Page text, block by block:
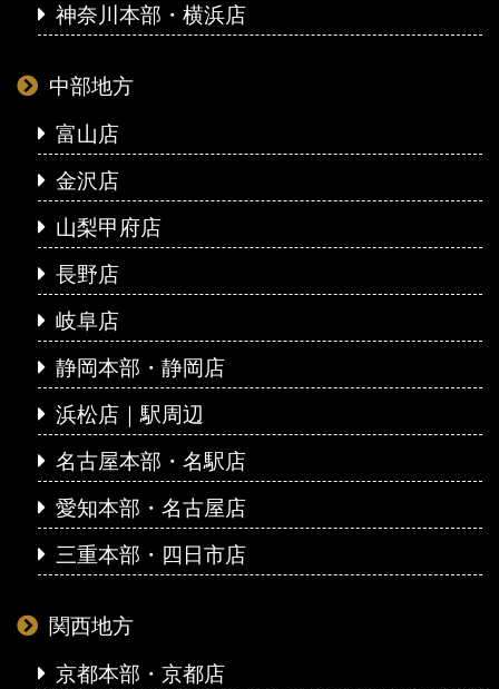
神奈川本部・横浜店
中部地方
富山店
金沢店
山梨甲府店
長野店
岐阜店
静岡本部・静岡店
浜松店｜駅周辺
名古屋本部・名駅店
愛知本部・名古屋店
三重本部・四日市店
関西地方
京都本部・京都店